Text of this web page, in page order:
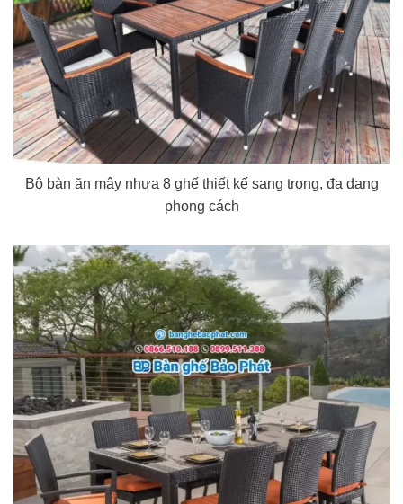
Bộ bàn ăn mây nhựa 8 ghế thiết kế sang trọng, đa dạng
phong cách